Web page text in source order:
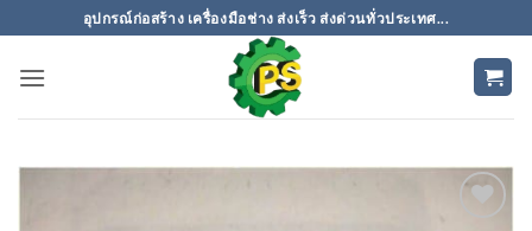
ไป
อุปกรณ์ก่อสร้าง เครื่องมือช่าง ส่งเร็ว ส่งด่วนทั่วประเทศ...